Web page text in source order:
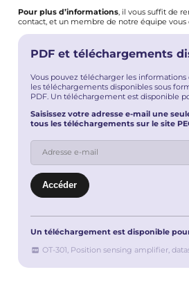
Pour plus d’informations, il vous suffit de
contact, et un membre de notre équipe vous
PDF et téléchargements
Vous pouvez télécharger les
les téléchargements disponibles sous
PDF. Un téléchargement est disponible
Saisissez votre adresse e-mail une
tous les téléchargements sur le site
Un téléchargement est disponible
OT-301, Position sensing amplifier,